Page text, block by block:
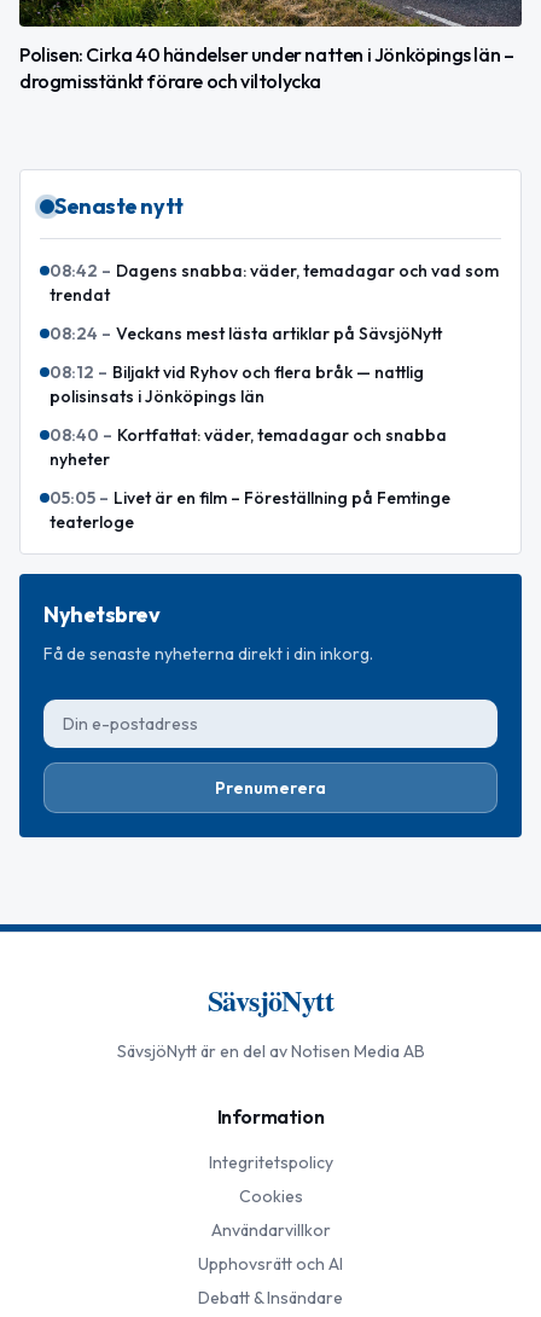
Polisen: Cirka 40 händelser under natten i Jönköpings län –
drogmisstänkt förare och viltolycka
Senaste nytt
08:42 – Dagens snabba: väder, temadagar och vad som
trendat
08:24 – Veckans mest lästa artiklar på SävsjöNytt
08:12 – Biljakt vid Ryhov och flera bråk — nattlig
polisinsats i Jönköpings län
08:40 – Kortfattat: väder, temadagar och snabba
nyheter
05:05 – Livet är en film – Föreställning på Femtinge
teaterloge
Nyhetsbrev
Få de senaste nyheterna direkt i din inkorg.
Prenumerera
SävsjöNytt
SävsjöNyttär en del av Notisen Media AB
Information
Integritetspolicy
Cookies
Användarvillkor
Upphovsrätt och AI
Debatt & Insändare